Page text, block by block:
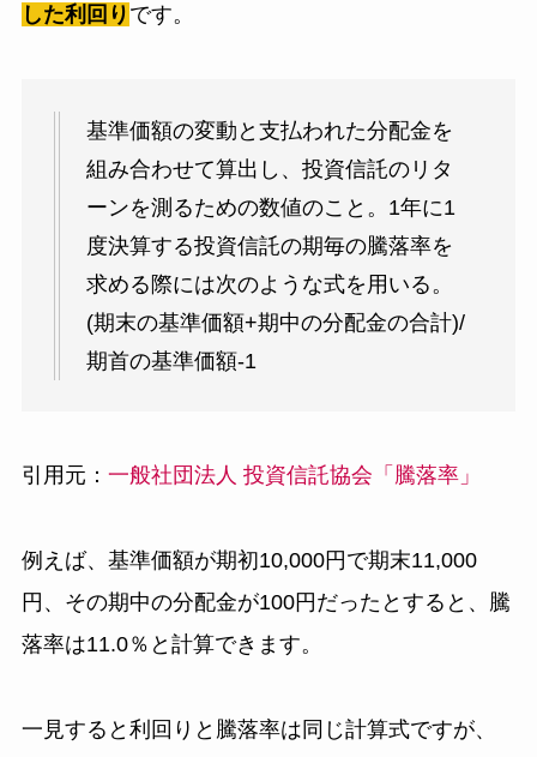
した利回り です。
基準価額の変動と支払われた分配金を
組み合わせて算出し、投資信託のリタ
ーンを測るための数値のこと。1年に1
度決算する投資信託の期毎の騰落率を
求める際には次のような式を用いる。
(期末の基準価額+期中の分配金の合計)/
期首の基準価額-1
引用元： 一般社団法人 投資信託協会「騰落率」
例えば、基準価額が期初10,000円で期末11,000
円、その期中の分配金が100円だったとすると、騰
落率は11.0％と計算できます。
一見すると利回りと騰落率は同じ計算式ですが、